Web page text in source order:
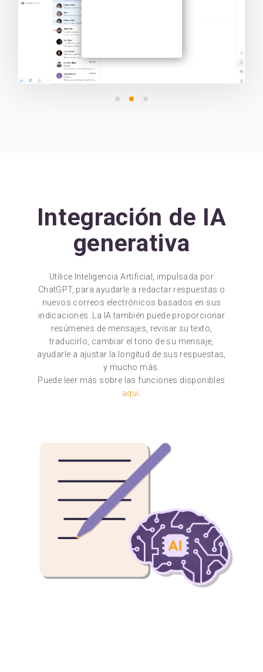
Integración de IA
generativa
Utilice Inteligencia Artificial, impulsada por
ChatGPT, para ayudarle a redactar respuestas o
nuevos correos electrónicos basados en sus
indicaciones. La IA también puede proporcionar
resúmenes de mensajes, revisar su texto,
traducirlo, cambiar el tono de su mensaje,
ayudarle a ajustar la longitud de sus respuestas,
y mucho más.
Puede leer más sobre las funciones disponibles
aquí.